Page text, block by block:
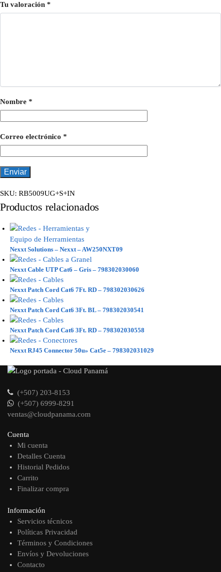
Tu valoración *
Nombre *
Correo electrónico *
SKU: RB5009UG+S+IN
Productos relacionados
Nexxt Solutions – Nexxt – AW250NXT09
Nexxt Cable UTP Cat6 – Gris – 798302030060
Nexxt Patch Cord Cat6 7Ft. RD – 798302030626
Nexxt Patch Cord Cat6 3Ft. BL – 798302030541
Nexxt Patch Cord Cat6 3Ft. RD – 798302030558
Nexxt RJ45 Connector 50u» Cat5e – 798302031029
(+507) 203-8153
(+507) 6999-8291
ventas@cloudpanama.com
Cuenta
Mi cuenta
Detalles Cuenta
Historial Pedidos
Carrito
Finalizar compra
Información
Servicios técnicos
Políticas Privacidad
Términos y Condiciones
Envíos y Devoluciones
Contacto